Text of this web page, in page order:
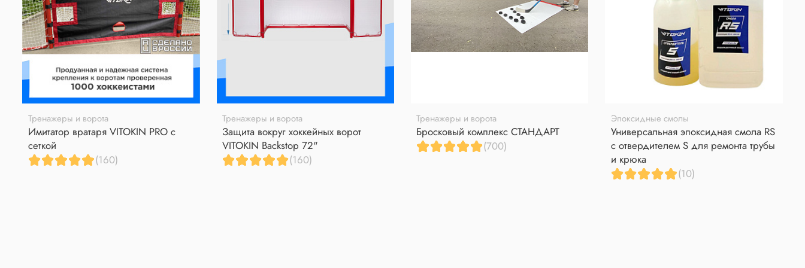
Тренажеры и ворота
Имитатор вратаря VITOKIN PRO с
сеткой
(160)
Тренажеры и ворота
Защита вокруг хоккейных ворот
VITOKIN Backstop 72"
(160)
Тренажеры и ворота
Бросковый комплекс СТАНДАРТ
(700)
Эпоксидные смолы
Универсальная эпоксидная смола RS
с отвердителем S для ремонта трубы
и крюка
(10)